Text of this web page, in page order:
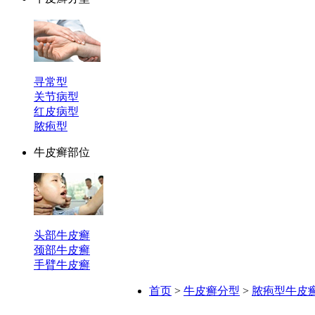
寻常型
关节病型
红皮病型
脓疱型
牛皮癣部位
头部牛皮癣
颈部牛皮癣
手臂牛皮癣
首页 > 牛皮癣分型 > 脓疱型牛皮